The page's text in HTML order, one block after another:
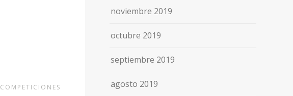
COMPETICIONES
noviembre 2019
octubre 2019
septiembre 2019
agosto 2019